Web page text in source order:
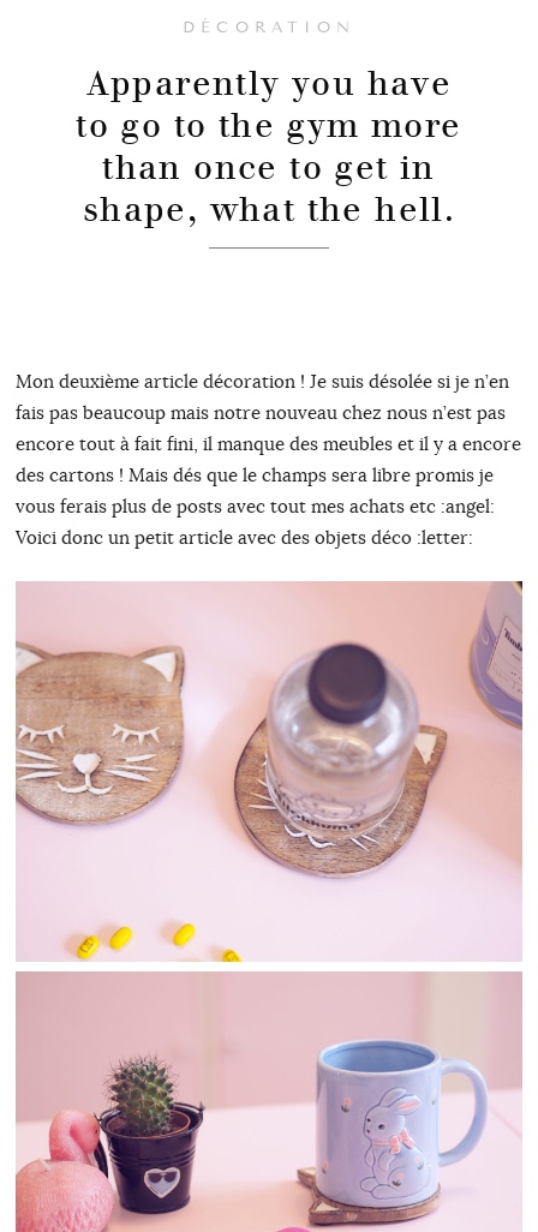
DÉCORATION
Apparently you have
to go to the gym more
than once to get in
shape, what the hell.
Mon deuxième article décoration ! Je suis désolée si je n’en
fais pas beaucoup mais notre nouveau chez nous n’est pas
encore tout à fait fini, il manque des meubles et il y a encore
des cartons ! Mais dés que le champs sera libre promis je
vous ferais plus de posts avec tout mes achats etc :angel:
Voici donc un petit article avec des objets déco :letter: